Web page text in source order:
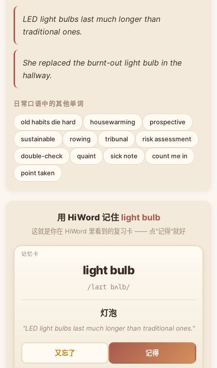
LED light bulbs last much longer than
traditional ones.
She replaced the burnt-out light bulb in the
hallway.
日常口语中的其他单词
old habits die hard housewarming prospective
sustainable rowing tribunal risk assessment
double-check quaint sick note count me in
point taken
用 HiWord 记住 light bulb
这就是你在 HiWord 里看到的复习卡 —— 点"记得"就好
light bulb
/laɪt bʌlb/
灯泡
"LED light bulbs last much longer than traditional ones."
又忘了 记得